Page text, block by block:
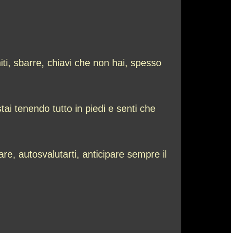
sbarre, chiavi che non hai, spesso
tenendo tutto in piedi e senti che
autosvalutarti, anticipare sempre il